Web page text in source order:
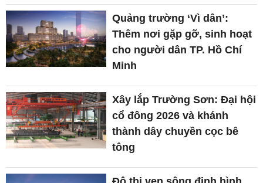
Quảng trường ‘Vì dân’:
Thêm nơi gặp gỡ, sinh hoạt
cho người dân TP. Hồ Chí
Minh
Xây lắp Trường Sơn: Đại hội
cổ đông 2026 và khánh
thành dây chuyền cọc bê
tông